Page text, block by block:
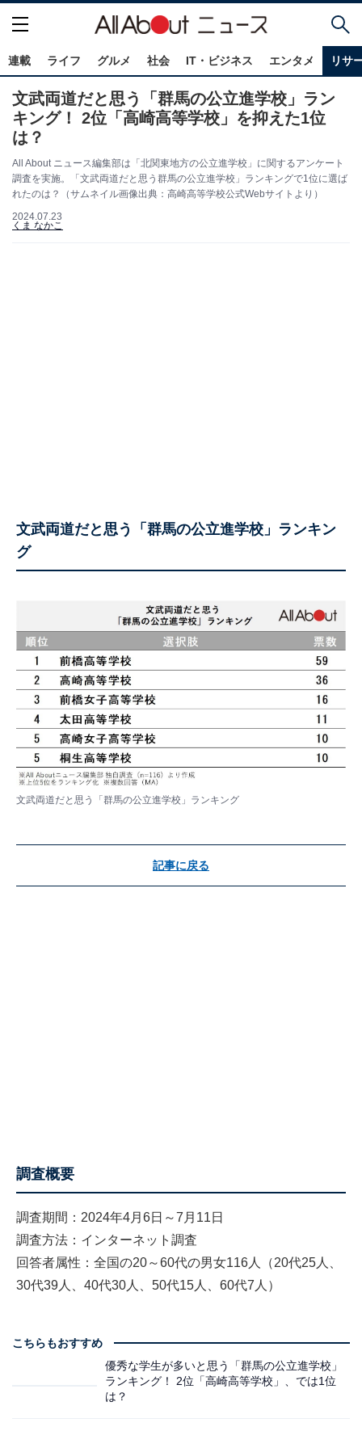
連載 ライフ グルメ 社会 IT・ビジネス エンタメ リサ
文武両道だと思う「群馬の公立進学校」ラン
キング！ 2位「高崎高等学校」を抑えた1位
は？
All About ニュース編集部は「北関東地方の公立進学校」に関するアンケート
調査を実施。「文武両道だと思う群馬の公立進学校」ランキングで1位に選ば
れたのは？（サムネイル画像出典：高崎高等学校公式Webサイトより）
2024.07.23
くま なかこ
文武両道だと思う「群馬の公立進学校」ランキン
グ
文武両道だと思う「群馬の公立進学校」ランキング
記事に戻る
調査概要
調査期間：2024年4月6日～7月11日
調査方法：インターネット調査
回答者属性：全国の20～60代の男女116人（20代25人、
30代39人、40代30人、50代15人、60代7人）
こちらもおすすめ
優秀な学生が多いと思う「群馬の公立進学校」
ランキング！ 2位「高崎高等学校」、では1位
は？